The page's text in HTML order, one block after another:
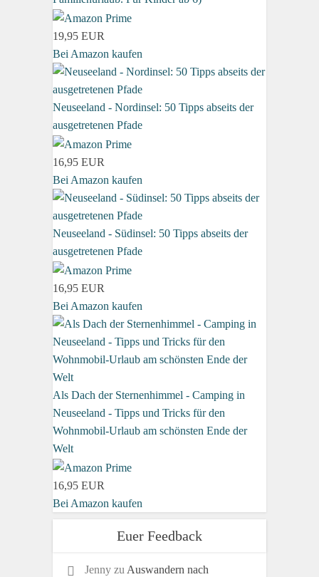
19,95 EUR
Bei Amazon kaufen
Neuseeland - Nordinsel: 50 Tipps abseits der
ausgetretenen Pfade
16,95 EUR
Bei Amazon kaufen
Neuseeland - Südinsel: 50 Tipps abseits der
ausgetretenen Pfade
16,95 EUR
Bei Amazon kaufen
Als Dach der Sternenhimmel - Camping in
Neuseeland - Tipps und Tricks für den
Wohnmobil-Urlaub am schönsten Ende der
Welt
16,95 EUR
Bei Amazon kaufen
Euer Feedback
Jenny zu Auswandern nach